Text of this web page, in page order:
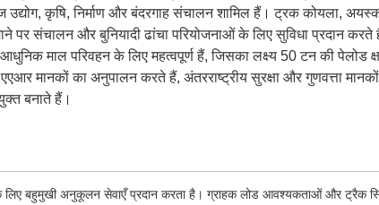
कृषि, निर्माण और बंदरगाह संचालन शामिल हैं। ट्रक कोयला,
पर संचालन और बुनियादी ढांचा परियोजनाओं के लिए सुविधा प्रदान करते
माल परिवहन के लिए महत्वपूर्ण हैं, जिसका लक्ष्य 50 टन की पेलोड
मानकों का अनुपालन करते हैं, अंतरराष्ट्रीय सुरक्षा और गुणवत्ता
बनाते हैं।
लिए बहुमुखी अनुकूलन सेवाएँ प्रदान करता है। ग्राहक लोड आवश्यकताओं और ट्रैक